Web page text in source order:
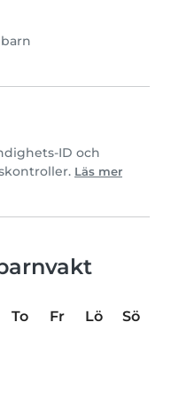
ID och
Läs mer
To Fr Lö
Sö